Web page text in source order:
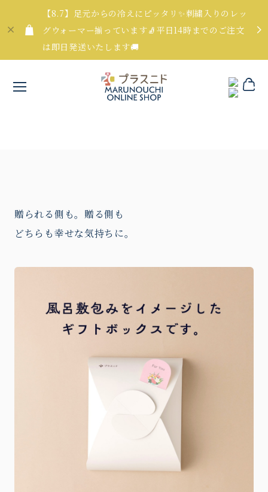
【8.7】足元からの冷えにピッタリ✨刺繍入りのレッ
グウォーマー揃っています🧦平日14時までのご注文
は即日発送いたします🚚
贈られる側も。贈る側も
どちらも幸せな気持ちに。